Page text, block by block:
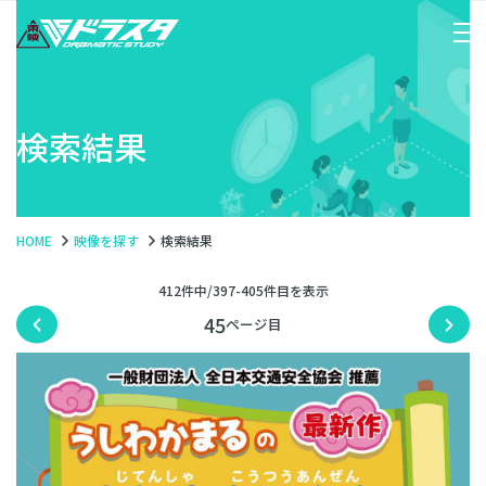
検索結果
HOME 映像を探す 検索結果
412件中/397-405件目を表示
45